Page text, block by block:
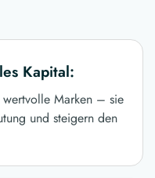
Kapital:
Marken – sie
und steigern den